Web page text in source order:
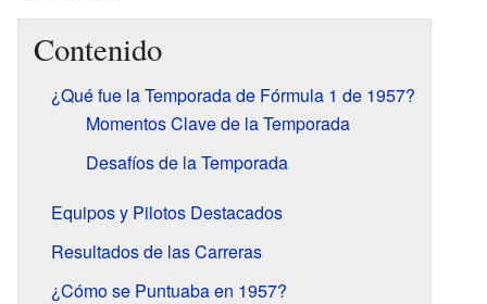
Contenido
¿Qué fue la Temporada de Fórmula 1 de 1957?
Momentos Clave de la Temporada
Desafíos de la Temporada
Equipos y Pilotos Destacados
Resultados de las Carreras
¿Cómo se Puntuaba en 1957?